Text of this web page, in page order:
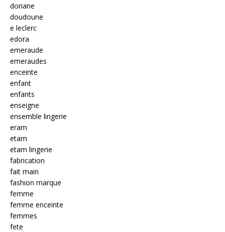
doriane
doudoune
e leclerc
edora
emeraude
emeraudes
enceinte
enfant
enfants
enseigne
ensemble lingerie
eram
etam
etam lingerie
fabrication
fait main
fashion marque
femme
femme enceinte
femmes
fete